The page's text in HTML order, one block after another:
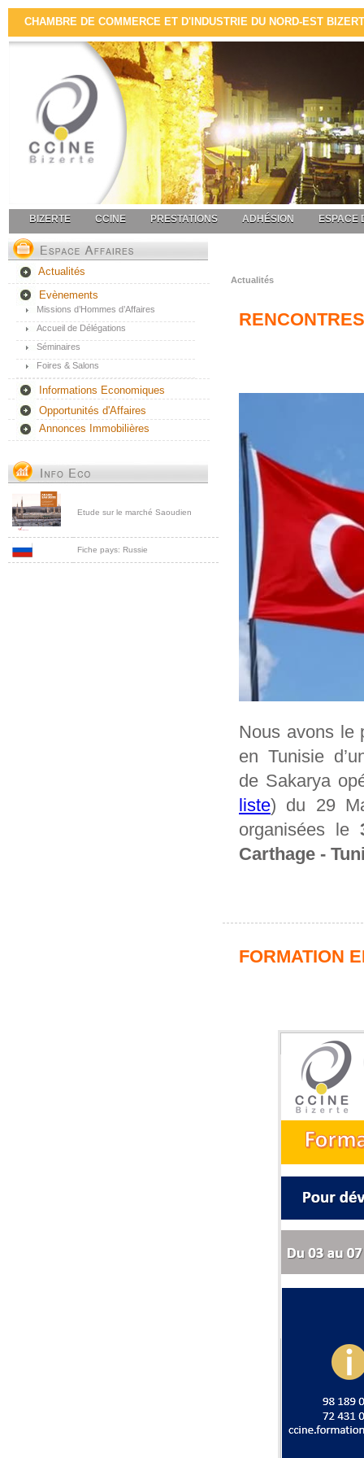
CHAMBRE DE COMMERCE ET D'INDUSTRIE DU NORD-EST
BIZERTE CCINE PRESTATIONS ADHÉSION ESPACE
Actualités
Evènements
Missions d’Hommes d’Affaires
Accueil de Délégations
Séminaires
Foires & Salons
Informations Economiques
Opportunités d'Affaires
Annonces Immobilières
Etude sur le marché Saoudien
Fiche pays: Russie
Actualités
Nous avons le
en Tunisie
de Sakarya
liste) du 29
organisées le
Carthage -
FORMATION